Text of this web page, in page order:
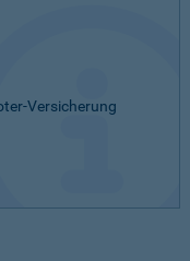
Versicherung